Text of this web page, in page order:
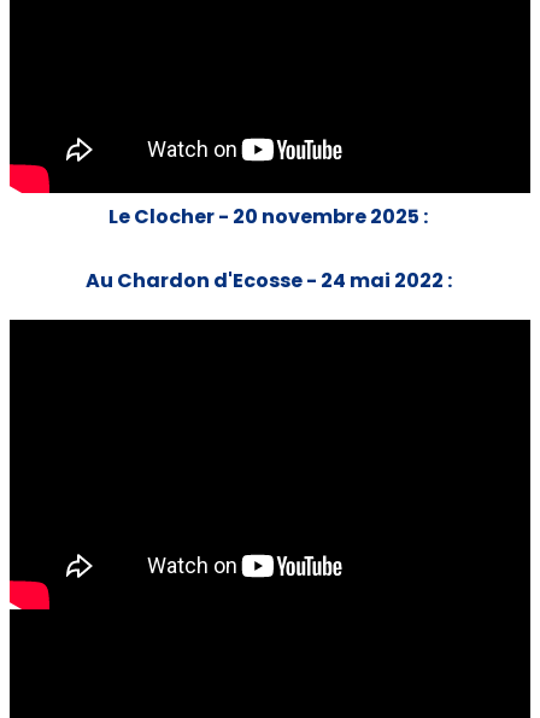
Le Clocher - 20 novembre 2025 :
Au Chardon d'Ecosse - 24 mai 2022 :